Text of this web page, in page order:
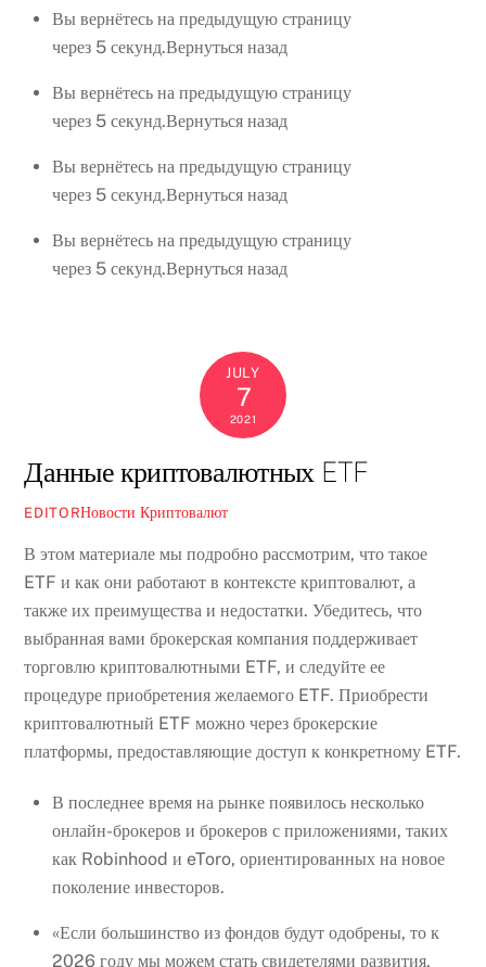
Вы вернётесь на предыдущую страницу
через 5 секунд.Вернуться назад
Вы вернётесь на предыдущую страницу
через 5 секунд.Вернуться назад
Вы вернётесь на предыдущую страницу
через 5 секунд.Вернуться назад
Вы вернётесь на предыдущую страницу
через 5 секунд.Вернуться назад
JULY
7
2021
Данные криптовалютных ETF
EDITORНовости Криптовалют
В этом материале мы подробно рассмотрим, что такое
ETF и как они работают в контексте криптовалют, а
также их преимущества и недостатки. Убедитесь, что
выбранная вами брокерская компания поддерживает
торговлю криптовалютными ETF, и следуйте ее
процедуре приобретения желаемого ETF. Приобрести
криптовалютный ETF можно через брокерские
платформы, предоставляющие доступ к конкретному ETF.
В последнее время на рынке появилось несколько
онлайн-брокеров и брокеров с приложениями, таких
как Robinhood и eToro, ориентированных на новое
поколение инвесторов.
«Если большинство из фондов будут одобрены, то к
2026 году мы можем стать свидетелями развития,